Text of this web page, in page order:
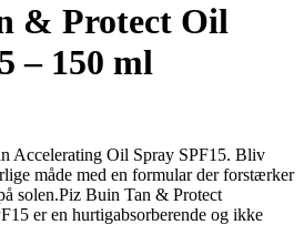
& Protect Oil
– 150 ml
Accelerating Oil Spray SPF15. Bliv
måde med en formular der forstærker
solen.Piz Buin Tan & Protect
er en hurtigabsorberende og ikke